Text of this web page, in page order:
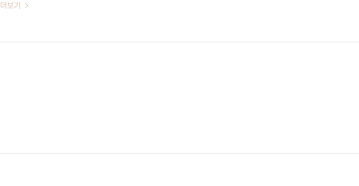
http://www.changeip.com/ http://www.regfish.de/ http://www.dnsomatic.com/
더보기